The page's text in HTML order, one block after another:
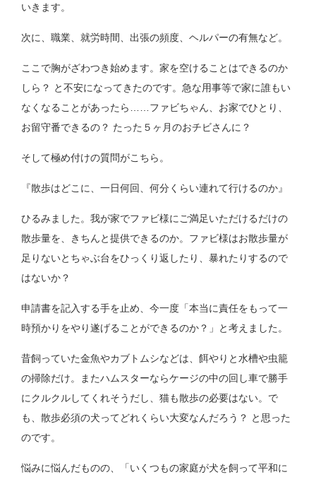
いきます。
次に、職業、就労時間、出張の頻度、ヘルパーの有無など。
ここで胸がざわつき始めます。家を空けることはできるのか
しら？ と不安になってきたのです。急な用事等で家に誰もい
なくなることがあったら……ファビちゃん、お家でひとり、
お留守番できるの？ たった５ヶ月のおチビさんに？
そして極め付けの質問がこちら。
『散歩はどこに、一日何回、何分くらい連れて行けるのか』
ひるみました。我が家でファビ様にご満足いただけるだけの
散歩量を、きちんと提供できるのか。ファビ様はお散歩量が
足りないとちゃぶ台をひっくり返したり、暴れたりするので
はないか？
申請書を記入する手を止め、今一度「本当に責任をもって一
時預かりをやり遂げることができるのか？」と考えました。
昔飼っていた金魚やカブトムシなどは、餌やりと水槽や虫籠
の掃除だけ。またハムスターならケージの中の回し車で勝手
にクルクルしてくれそうだし、猫も散歩の必要はない。で
も、散歩必須の犬ってどれくらい大変なんだろう？ と思った
のです。
悩みに悩んだものの、「いくつもの家庭が犬を飼って平和に